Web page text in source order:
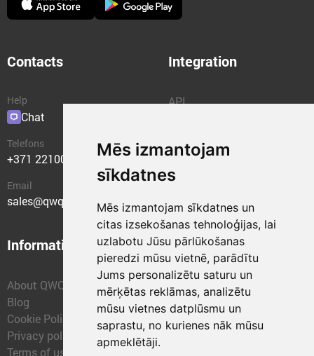
Mēs izmantojam
sīkdatnes
Mēs izmantojam sīkdatnes un
citas izsekošanas tehnoloģijas, lai
uzlabotu Jūsu pārlūkošanas
pieredzi mūsu vietnē, parādītu
Jums personalizētu saturu un
mērķētas reklāmas, analizētu
mūsu vietnes datplūsmu un
saprastu, no kurienes nāk mūsu
apmeklētāji.
Contacts
Help
Chat
Telefons
+371 22100400
Email
sales@qwqer.eu
Integration
API
Information
About QWQER
Blog
Cookie Policy
Privacy policy
Terms of use
Structural units
QWQER Express
QWQER PRO Global
Forwarding